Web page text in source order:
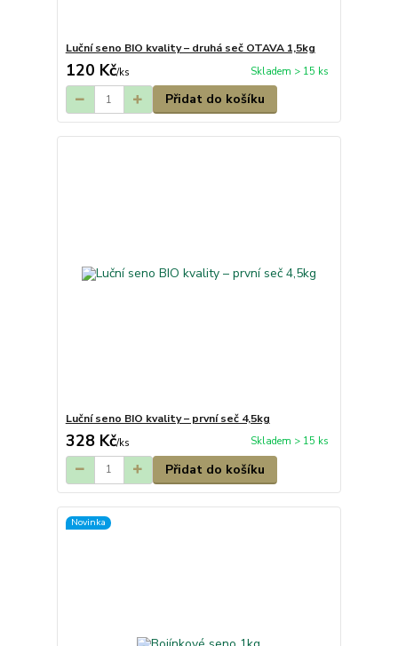
Luční seno BIO kvality – druhá seč OTAVA 1,5kg
120 Kč/ks Skladem > 15 ks
Přidat do košíku
Luční seno BIO kvality – první seč 4,5kg
328 Kč/ks Skladem > 15 ks
Přidat do košíku
Novinka